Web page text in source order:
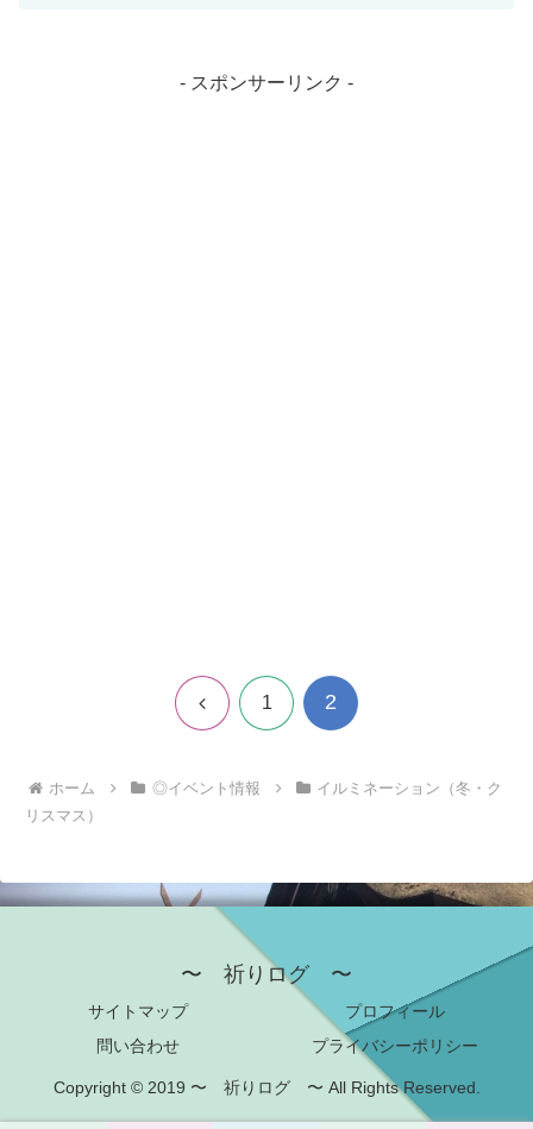
- スポンサーリンク -
前 1 2
ホーム ◎イベント情報
イルミネーション（冬・ク
リスマス）
〜 祈りログ 〜
サイトマップ
プロフィール
問い合わせ
プライバシーポリシー
Copyright © 2019 〜 祈りログ 〜 All Rights Reserved.